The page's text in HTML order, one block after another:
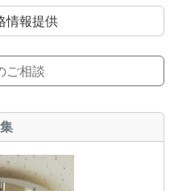
情報提供
ご相談